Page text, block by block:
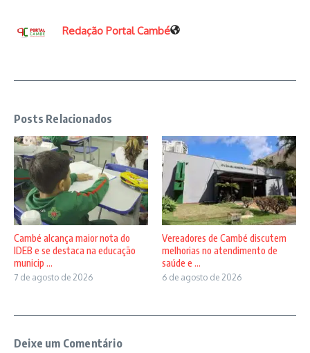
Redação Portal Cambé
Posts Relacionados
Cambé alcança maior nota do
IDEB e se destaca na educação
municip ...
7 de agosto de 2026
Vereadores de Cambé discutem
melhorias no atendimento de
saúde e ...
6 de agosto de 2026
Deixe um Comentário